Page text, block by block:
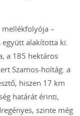
mellékfolyója –
együtt alakította ki.
a 185 hektáros
Szamos-holtág. a
hiszen 17 km
határát érinti,
szinte még